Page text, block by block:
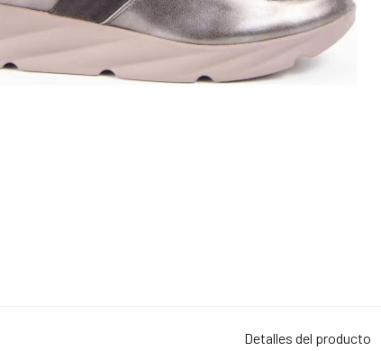
Detalles del producto